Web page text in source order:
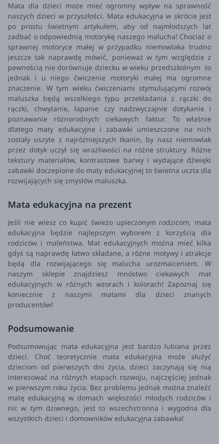
Mata dla dzieci może mieć ogromny wpływ na sprawność
naszych dzieci w przyszłości. Mata edukacyjna w skrócie jest
po prostu świetnym artykułem, aby od najmłodszych lat
zadbać o odpowiednią motorykę naszego malucha! Chociaż o
sprawnej motoryce małej w przypadku niemowlaka trudno
jeszcze tak naprawdę mówić, ponieważ w tym względzie z
pewnością nie dorównuje dziecku w wieku przedszkolnym to
jednak i u niego ćwiczenie motoryki małej ma ogromne
znaczenie. W tym wieku ćwiczeniami stymulującymi rozwój
maluszka będą wszelkiego typu przekładania z rączki do
rączki, chwytanie, łapanie czy nadzwyczajnie dotykanie i
poznawanie różnorodnych ciekawych faktur. To właśnie
dlatego maty edukacyjne i zabawki umieszczone na nich
zostały uszyte z najróżniejszych tkanin, by nasz niemowlak
przez dotyk uczył się wrażliwości na różne struktury. Różne
tekstury materiałów, kontrastowe barwy i wydające dźwięki
zabawki doczepione do maty edukacyjnej to świetna uczta dla
rozwijających się zmysłów maluszka.
Mata edukacyjna na prezent
Jeśli nie wiesz co kupić świeżo upieczonym rodzicom, mata
edukacyjna będzie najlepszym wyborem z korzyścią dla
rodziców i maleństwa. Mat edukacyjnych można mieć kilka
gdyś są naprawdę łatwo składane, a różne motywy i atrakcje
będą dla rozwijającego się malucha urozmaiceniem. W
naszym sklepie znajdziesz mnóstwo ciekawych mat
edukacyjnych w różnych wzorach i kolorach! Zapoznaj się
koniecznie z naszymi matami dla dzieci znanych
producentów!
Podsumowanie
Podsumowując mata edukacyjna jest bardzo lubiana przez
dzieci. Choć teoretycznie mata edukacyjna może służyć
dzieciom od pierwszych dni życia, dzieci zaczynają się nią
interesować na różnych etapach rozwoju, najczęściej jednak
w pierwszym roku życia. Bez problemu jednak można znaleźć
matę edukacyjną w domach większości młodych rodziców i
nic w tym dziwnego, jest to wszechstronna i wygodna dla
wszystkich dzieci i domowników edukacyjna zabawka!